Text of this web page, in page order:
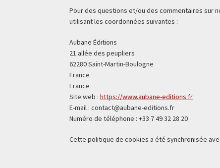
Pour des questions et/ou des commentaires sur
utilisant les coordonnées suivantes :
Aubane Éditions
21 allée des peupliers
62280 Saint-Martin-Boulogne
France
France
Site web :https://www.aubane-editions.fr
E-mail :contact@aubane-editions.fr
Numéro de téléphone : +33 7 49 32 28 20
Cette politique de cookies a été synchronisée